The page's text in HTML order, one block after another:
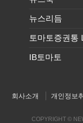
뉴스리듬
토마토증권통
IB토마토
회사소개 개인정보
COPYRIGHT ©